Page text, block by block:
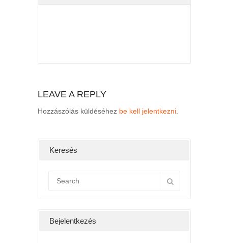
LEAVE A REPLY
Hozzászólás küldéséhez be kell jelentkezni.
Keresés
Bejelentkezés